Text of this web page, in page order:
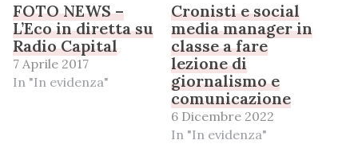
FOTO NEWS –
L’Eco in diretta su
Radio Capital
7 Aprile 2017
In "In evidenza"
Cronisti e social
media manager in
classe a fare
lezione di
giornalismo e
comunicazione
6 Dicembre 2022
In "In evidenza"